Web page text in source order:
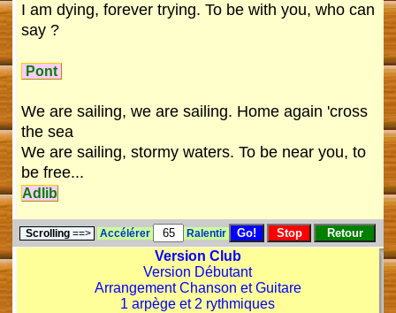
I am dying, forever trying. To be with you, who can
say ?
Pont
We are sailing, we are sailing. Home again 'cross
the sea
We are sailing, stormy waters. To be near you, to
be free...
Adlib
Scrolling==> Accélérer Ralentir
Version Club
Version Débutant
Arrangement Chanson et Guitare
1 arpège et 2 rythmiques